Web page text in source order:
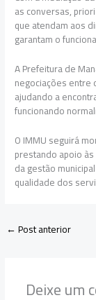
as conversas,
que atendam aos
garantam o
A Prefeitura de
negociações entre
ajudando a
funcionando
O IMMU seguirá
prestando apoio
da gestão
qualidade dos
←Post anterior
Deixe um